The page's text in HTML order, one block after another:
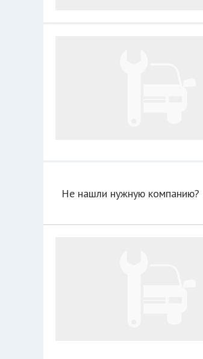
Не нашли нужную компанию?